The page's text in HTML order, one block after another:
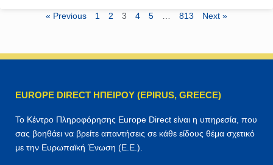
« Previous 1 2 3 4 5 813 Next »
EUROPE DIRECT ΗΠΕΙΡΟΥ (EPIRUS, GREECE)
Το Κέντρο Πληροφόρησης Europe Direct είναι η υπηρεσία, που
σας βοηθάει να βρείτε απαντήσεις σε κάθε είδους θέμα σχετικό
με την Ευρωπαϊκή Ένωση (Ε.Ε.).